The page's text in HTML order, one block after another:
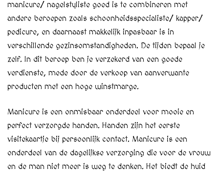
manicure/ nagelstyliste goed is te combineren met
andere beroepen zoals schoonheidsspecialiste/ kapper/
pedicure, en daarnaast makkelijk inpasbaar is in
verschillende gezinsomstandigheden. De tijden bepaal je
zelf. In dit beroep ben je verzekerd van een goede
verdienste, mede door de verkoop van aanverwante
producten met een hoge winstmarge.
Manicure is een onmisbaar onderdeel voor mooie en
perfect verzorgde handen. Handen zijn het eerste
visitekaartje bij persoonlijk contact. Manicure is een
onderdeel van de dagelijkse verzorging die voor de vrouw
en de man niet meer is weg te denken. Het biedt de huid